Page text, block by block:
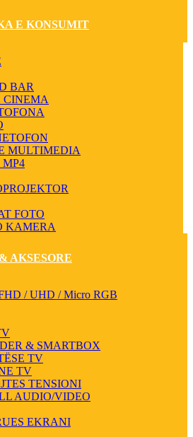
E KONSUMIT
BAR
CINEMA
MULTIMEDIA
MP4
FOTO
KAMERA
AKSESORE
/ UHD / Micro RGB
& SMARTBOX
TV
TV
TENSIONI
AUDIO/VIDEO
EKRANI